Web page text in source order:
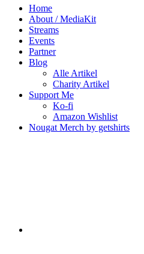
Home
About / MediaKit
Streams
Events
Partner
Blog
Alle Artikel
Charity Artikel
Support Me
Ko-fi
Amazon Wishlist
Nougat Merch by getshirts